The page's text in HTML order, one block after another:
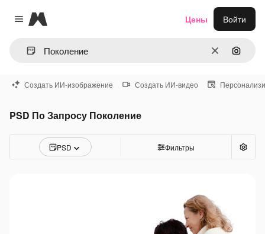
Close menu
Magnific
ОчиститьПоиск
Цены Войти
Создать ИИ-изображение Создать ИИ-видео
PSD По Запросу Поколение
PSD Фильтры